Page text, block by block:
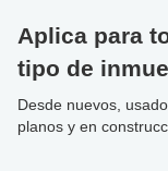
Aplica para
tipo de
Desde nuevos,
planos y en